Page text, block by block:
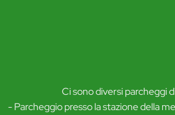
Ci sono diversi parcheggi
- Parcheggio presso la stazione della